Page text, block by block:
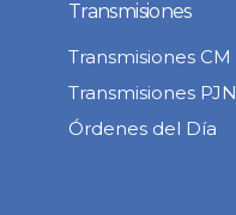
Transmisiones
Transmisiones CM
Transmisiones PJN
Órdenes del Día